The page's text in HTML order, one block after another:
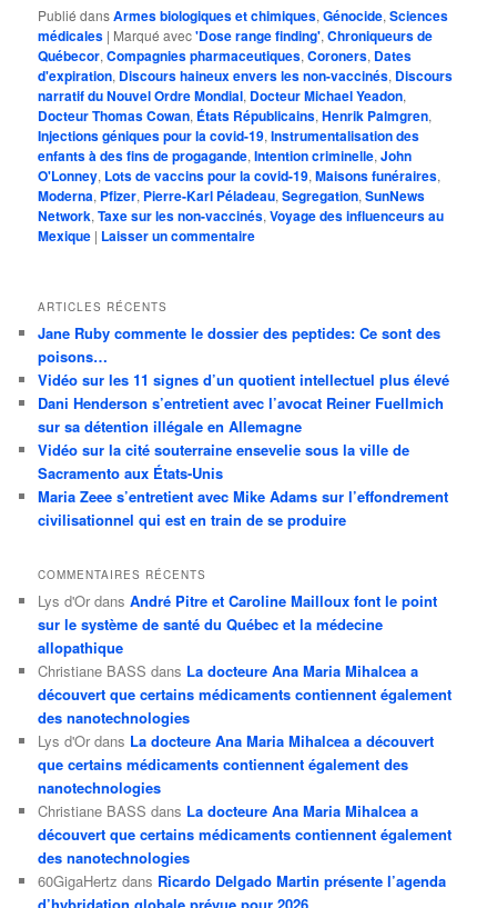
Publié dansArmes biologiques et chimiques,Génocide,Sciences
médicales | Marqué avec'Dose range finding',Chroniqueurs de
Québecor,Compagnies pharmaceutiques,Coroners, Dates
d'expiration, Discours haineux envers les non-vaccinés, Discours
narratif du Nouvel Ordre Mondial, Docteur Michael Yeadon,
Docteur Thomas Cowan, États Républicains,Henrik Palmgren,
Injections géniques pour la covid-19,Instrumentalisation des
enfants à des fins de progagande,Intention criminelle,John
O'Lonney, Lots de vaccins pour la covid-19,Maisons funéraires,
Moderna, Pfizer, Pierre-Karl Péladeau,Segregation,SunNews
Network,Taxe sur les non-vaccinés,Voyage des influenceurs au
Mexique | Laisser un commentaire
ARTICLES RÉCENTS
Jane Ruby commente le dossier des peptides: Ce sont des
poisons…
Vidéo sur les 11 signes d’un quotient intellectuel plus élevé
Dani Henderson s’entretient avec l’avocat Reiner Fuellmich
sur sa détention illégale en Allemagne
Vidéo sur la cité souterraine ensevelie sous la ville de
Sacramento aux États-Unis
Maria Zeee s’entretient avec Mike Adams sur l’effondrement
civilisationnel qui est en train de se produire
COMMENTAIRES RÉCENTS
Lys d'Or dansAndré Pitre et Caroline Mailloux font le point
sur le système de santé du Québec et la médecine
allopathique
Christiane BASS dans La docteure Ana Maria Mihalcea a
découvert que certains médicaments contiennent également
des nanotechnologies
Lys d'Or dans La docteure Ana Maria Mihalcea a découvert
que certains médicaments contiennent également des
nanotechnologies
Christiane BASS dans La docteure Ana Maria Mihalcea a
découvert que certains médicaments contiennent également
des nanotechnologies
60GigaHertz dans Ricardo Delgado Martin présente l’agenda